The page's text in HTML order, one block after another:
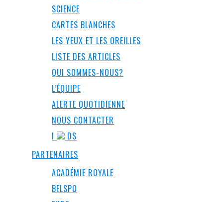
SCIENCE
CARTES BLANCHES
LES YEUX ET LES OREILLES
LISTE DES ARTICLES
QUI SOMMES-NOUS?
L’ÉQUIPE
ALERTE QUOTIDIENNE
NOUS CONTACTER
I
DS
PARTENAIRES
ACADÉMIE ROYALE
BELSPO